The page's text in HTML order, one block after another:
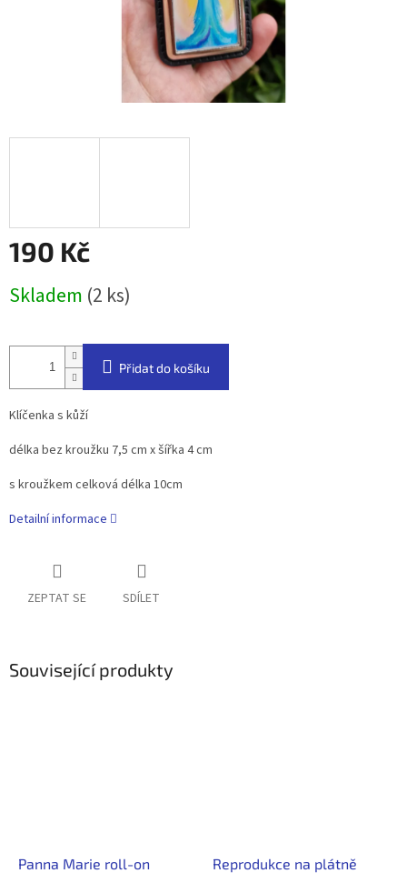
190 Kč
cena:
Skladem (2 ks)
Přidat do košíku
Klíčenka s kůží
délka bez kroužku 7,5 cm x šířka 4 cm
s kroužkem celková délka 10cm
Detailní informace
ZEPTAT SE SDÍLET
Související produkty
Panna Marie roll-on
Reprodukce na plátně